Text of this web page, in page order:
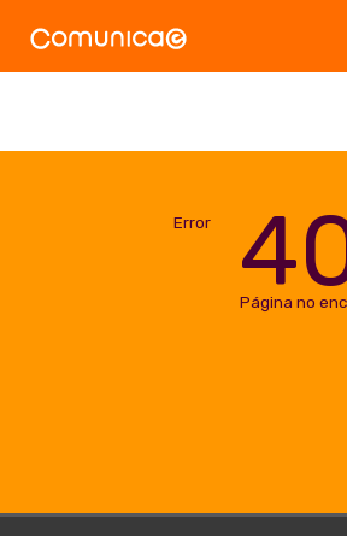
Error
Página no